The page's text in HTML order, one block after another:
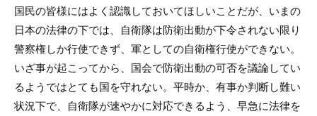
国民の皆様にはよく認識しておいてほしいことだが、いまの
日本の法律の下では、自衛隊は防衛出動が下令されない限り
警察権しか行使できず、軍としての自衛権行使ができない。
いざ事が起こってから、国会で防衛出動の可否を議論してい
るようではとても国を守れない。平時か、有事か判断し難い
状況下で、自衛隊が速やかに対応できるよう、早急に法律を